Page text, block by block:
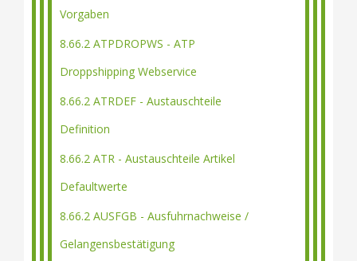
Vorgaben
8.66.2 ATPDROPWS - ATP
Droppshipping Webservice
8.66.2 ATRDEF - Austauschteile
Definition
8.66.2 ATR - Austauschteile Artikel
Defaultwerte
8.66.2 AUSFGB - Ausfuhrnachweise /
Gelangensbestätigung